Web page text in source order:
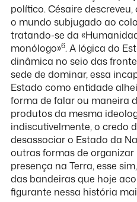
político. Césaire
o mundo subjugado ao
tratando-se da
monólogo»6. A lógica do
dinâmica no seio das
sede de dominar, essa
Estado como entidade
forma de falar ou maneira
produtos da mesma
indiscutivelmente, o credo
desassociar o Estado da
outras formas de
presença na Terra, esse
das bandeiras que hoje
figurante nessa história